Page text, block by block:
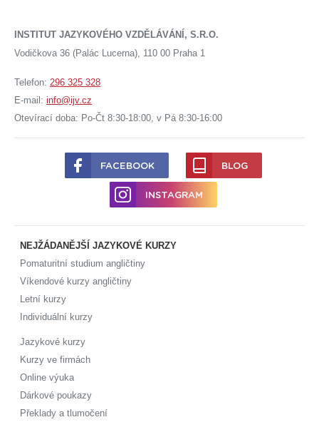
INSTITUT JAZYKOVÉHO VZDĚLÁVÁNÍ, S.R.O.
Vodičkova 36 (Palác Lucerna), 110 00 Praha 1
Telefon: 296 325 328
E-mail: info@ijv.cz
Otevírací doba: Po-Čt 8:30-18:00, v Pá 8:30-16:00
NEJŽÁDANĚJŠÍ JAZYKOVÉ KURZY
Pomaturitní studium angličtiny
Víkendové kurzy angličtiny
Letní kurzy
Individuální kurzy
Jazykové kurzy
Kurzy ve firmách
Online výuka
Dárkové poukazy
Překlady a tlumočení
FACEBOOK BLOG
INSTAGRAM